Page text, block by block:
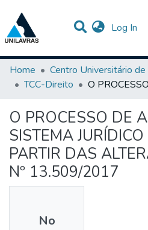
Log In
Communities &
All of
Home
TCC-Direito
O PROCESSO DE
SISTEMA
PARTIR DAS
Nº 13.509/2017
No